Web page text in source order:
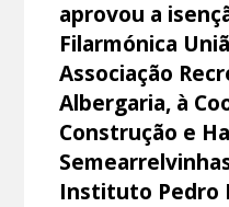
aprovou a
Filarmónica
Associação
Albergaria, à
Construção e
Instituto Pedro